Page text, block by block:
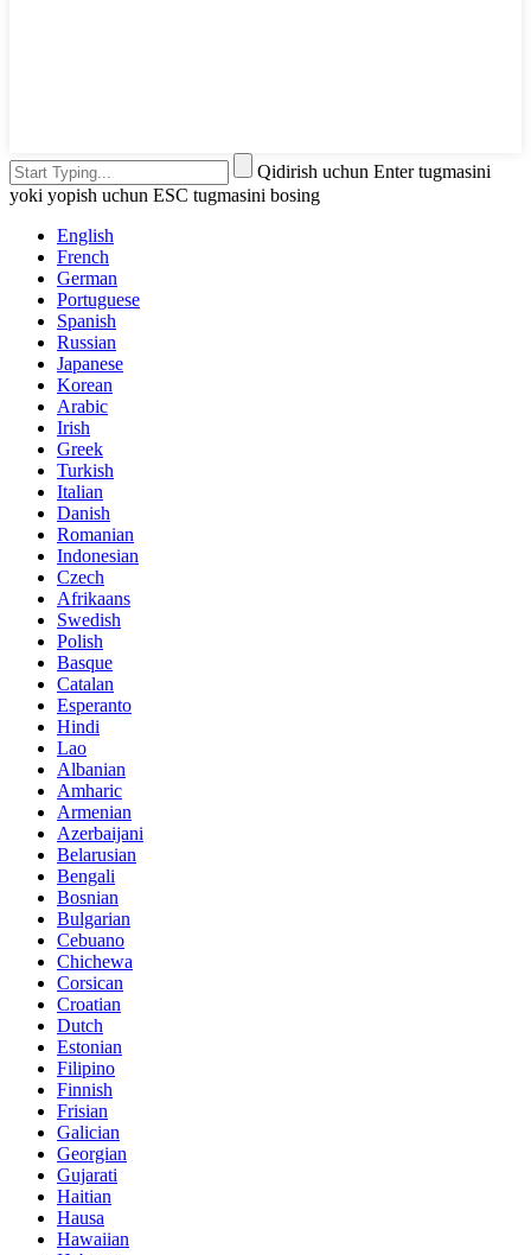
Qidirish uchun Enter tugmasini
yoki yopish uchun ESC tugmasini bosing
English
French
German
Portuguese
Spanish
Russian
Japanese
Korean
Arabic
Irish
Greek
Turkish
Italian
Danish
Romanian
Indonesian
Czech
Afrikaans
Swedish
Polish
Basque
Catalan
Esperanto
Hindi
Lao
Albanian
Amharic
Armenian
Azerbaijani
Belarusian
Bengali
Bosnian
Bulgarian
Cebuano
Chichewa
Corsican
Croatian
Dutch
Estonian
Filipino
Finnish
Frisian
Galician
Georgian
Gujarati
Haitian
Hausa
Hawaiian